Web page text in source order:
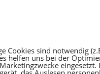
Cookies sind notwendig
helfen uns bei der